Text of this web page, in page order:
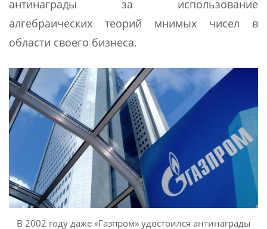
антинаграды за использование
алгебраических теорий мнимых чисел в
области своего бизнеса.
В 2002 году даже «Газпром» удостоился антинаграды